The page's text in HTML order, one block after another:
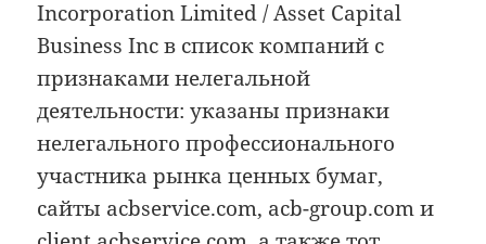
Incorporation Limited / Asset Capital
Business Inc в список компаний с
признаками нелегальной
деятельности: указаны признаки
нелегального профессионального
участника рынка ценных бумаг,
сайты acbservice.com, acb-group.com и